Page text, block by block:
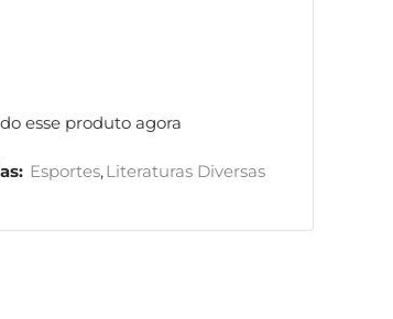
esse produto agora
Esportes,Literaturas Diversas